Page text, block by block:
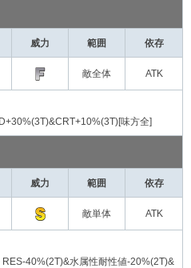
威力 範囲 依存
敵全体 ATK
味方全]
威力 範囲 依存
敵単体 ATK
40%(2T)&水属性耐性値-20%(2T)&